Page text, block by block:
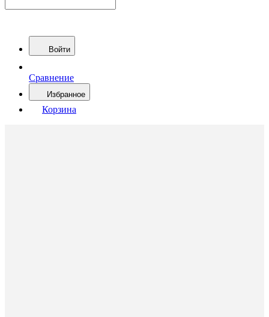
Войти
Сравнение
Избранное
Корзина